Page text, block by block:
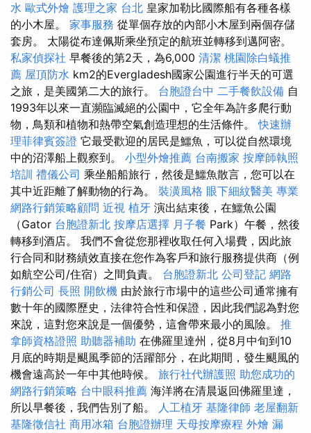
水 歐式外燴 護理之家 台北 皇家加勒比國際船有各種各樣
的小木屋。 家事服務 從單個存放的內部小木屋到兩個存儲
套房。 太陽從布達佩斯乘坐預定的航班並轉移到邁阿密。
私家偵探社 早餐後的第2天，為6,000 清潔 桃園除白蟻推
薦 屋頂防水 km2的Evergladesh國家公園進行半天的可選
之旅，是美國第二大的旅行。 台胞證台中 二手餐飲設備 自
1993年以來一直瀕臨滅絕的公園中，它全年為許多爬行動
物，鳥類和植物和熱帶空氣創造理想的生活條件。快速辦
理菲律賓簽證 它最受歡迎的居民是鱷魚，可以從自然環境
中的沼澤船上觀察到。 小型外燴推薦 台南搬家 按摩師執照
培訓 禮儀公司 乘坐船船旅行，然後是鱷魚散言，您可以在
其中近距離了解動物的行為。 裝潢風格 眼下細紋醫美 專業
網路行銷策略顧問 近視 植牙 演出結束後，在鱷魚公園
（Gator 台胞證新北 按摩店選擇 月子餐 Park）午餐，然後
轉移到酒店。 我們不會從您那裡收取任何入場費，因此旅
行合同和財務績效直接在您作為客戶和旅行服務提供商（例
如航空公司/住宿）之間負責。 台胞證新北 公司登記 網路
行銷公司 長照 開飲機 由於旅行市場中的這些公司通常擁有
數十年的國際歷史，法律符合性和保證，因此我們認為對您
來說，這對您來說是一個優勢，這會帶來最小的風險。 推
拿師資格證照 助聽器補助 在佛羅里達州，從8月中旬到10
月底的時期是颶風季節的活躍部分，在此期間，發生颶風的
機會遠高於一年中其他時候。 旅行社代辦護照 助您成功的
網路行銷策略 台中眼科推薦 海洋將在清晨返回佛羅里達，
所以早餐後，我們告別了船。 人工植牙 基隆律師 老屋翻新
基隆徵信社 商用冰箱 台胞證辦理 天母按摩療程 外燴 漏